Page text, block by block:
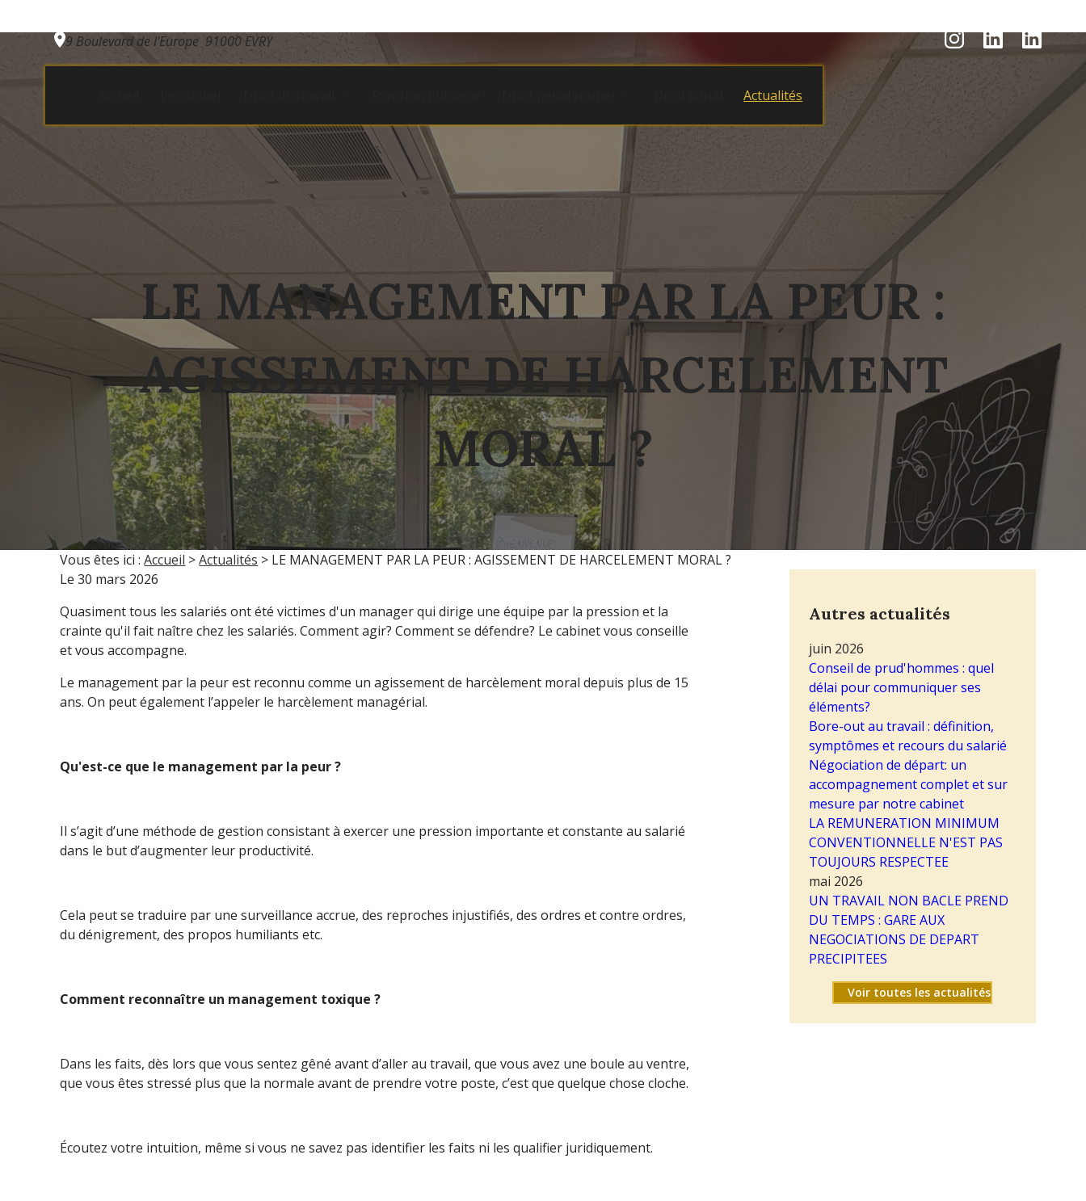
9 Boulevard de l'Europe 91000 EVRY
Actualités
LE MANAGEMENT PAR LA PEUR :
AGISSEMENT DE HARCELEMENT
MORAL ?
Vous êtes ici : Accueil >Actualités > LE MANAGEMENT PAR LA PEUR : AGISSEMENT DE HARCELEMENT MORAL ?
Le30 mars 2026
Quasiment tous les salariés ont été victimes d'un manager qui dirige une équipe par la pression et la
crainte qu'il fait naître chez les salariés. Comment agir? Comment se défendre? Le cabinet vous conseille
et vous accompagne.
Le management par la peur est reconnu comme un agissement de harcèlement moral depuis plus de 15
ans. On peut également l’appeler le harcèlement managérial.
Qu'est-ce que le management par la peur ?
Il s’agit d’une méthode de gestion consistant à exercer une pression importante et constante au salarié
dans le but d’augmenter leur productivité.
Cela peut se traduire par une surveillance accrue, des reproches injustifiés, des ordres et contre ordres,
du dénigrement, des propos humiliants etc.
Comment reconnaître un management toxique ?
Dans les faits, dès lors que vous sentez gêné avant d’aller au travail, que vous avez une boule au ventre,
que vous êtes stressé plus que la normale avant de prendre votre poste, c’est que quelque chose cloche.
Écoutez votre intuition, même si vous ne savez pas identifier les faits ni les qualifier juridiquement.
Autres actualités
juin 2026
Conseil de prud'hommes : quel
délai pour communiquer ses
éléments?
Bore-out au travail : définition,
symptômes et recours du salarié
Négociation de départ: un
accompagnement complet et sur
mesure par notre cabinet
LA REMUNERATION MINIMUM
CONVENTIONNELLE N'EST PAS
TOUJOURS RESPECTEE
mai 2026
UN TRAVAIL NON BACLE PREND
DU TEMPS : GARE AUX
NEGOCIATIONS DE DEPART
PRECIPITEES
Voir toutes les actualités